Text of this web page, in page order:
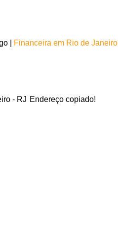
| Financeira em Rio de Janeiro
- RJ Endereço copiado!